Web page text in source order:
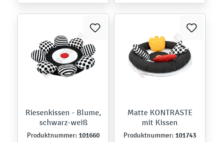
Riesenkissen - Blume,
schwarz-weiß
Produktnummer: 101660
Matte KONTRASTE
mit Kissen
Produktnummer: 101743